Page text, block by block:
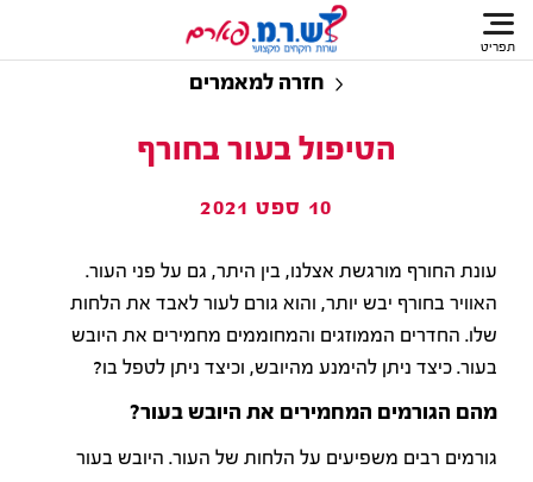
תפריט
חזרה למאמרים
הטיפול בעור בחורף
10 ספט 2021
עונת החורף מורגשת אצלנו, בין היתר, גם על פני העור.
האוויר בחורף יבש יותר, והוא גורם לעור לאבד את הלחות
שלו. החדרים הממוזגים והמחוממים מחמירים את היובש
בעור. כיצד ניתן להימנע מהיובש, וכיצד ניתן לטפל בו?
מהם הגורמים המחמירים את היובש בעור?
גורמים רבים משפיעים על הלחות של העור. היובש בעור